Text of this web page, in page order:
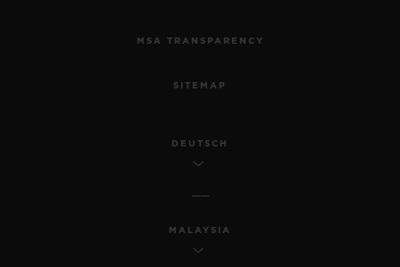
MSA TRANSPARENCY
SITEMAP
DEUTSCH
MALAYSIA